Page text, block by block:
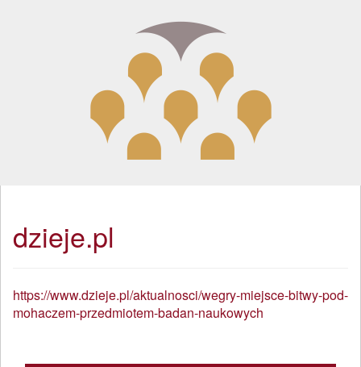
dzieje.pl
https://www.dzieje.pl/aktualnosci/wegry-miejsce-bitwy-pod-
mohaczem-przedmiotem-badan-naukowych